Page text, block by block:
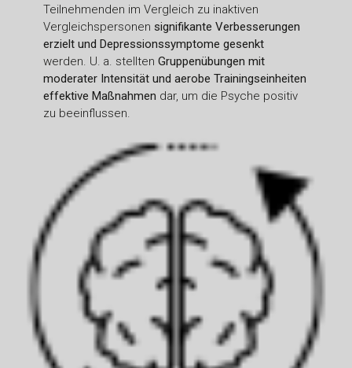
Teilnehmenden im Vergleich zu inaktiven
Vergleichspersonen signifikante Verbesserungen
erzielt und Depressionssymptome gesenkt
werden. U. a. stellten Gruppenübungen mit
moderater Intensität und aerobe Trainingseinheiten
effektive Maßnahmen dar, um die Psyche positiv
zu beeinflussen.